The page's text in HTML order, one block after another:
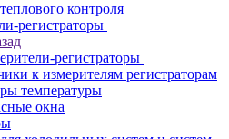
контроля
регистраторы
регистраторы
к измерителям регистраторам
температуры
окна